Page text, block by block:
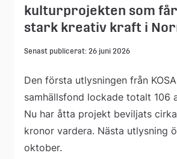
kulturprojekten som
stark kreativ kraft i
Senast publicerat: 26 juni 2026
Den första utlysningen från
samhällsfond lockade totalt 106
Nu har åtta projekt beviljats
kronor vardera. Nästa utlysning
oktober.